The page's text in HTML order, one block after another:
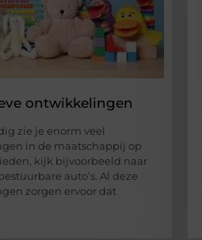
ontwikkelingen
zie je enorm veel
in de maatschappij op
kijk bijvoorbeeld naar
auto’s. Al deze
zorgen ervoor dat